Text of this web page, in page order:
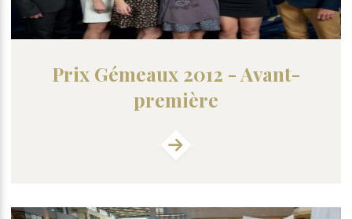
Prix Gémeaux 2012 - Avant-
première